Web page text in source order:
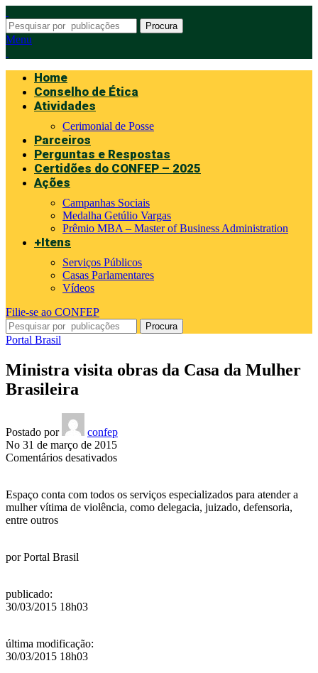
Procura
Menu
Home
Conselho de Ética
Atividades
Cerimonial de Posse
Parceiros
Perguntas e Respostas
Certidões do CONFEP – 2025
Ações
Campanhas Sociais
Medalha Getúlio Vargas
Prêmio MBA – Master of Business Administration
+Itens
Serviços Públicos
Casas Parlamentares
Vídeos
Filie-se ao CONFEP
Procura
Portal Brasil
Ministra visita obras da Casa da Mulher
Brasileira
Postado por
confep
No 31 de março de 2015
Comentários desativadosem
obras
da
Espaço conta com todos os serviços especializados para atender a
mulher vítima de violência, como delegacia, juizado, defensoria,
entre outros
porPortal Brasil
publicado:
30/03/2015 18h03
última modificação:
30/03/2015 18h03